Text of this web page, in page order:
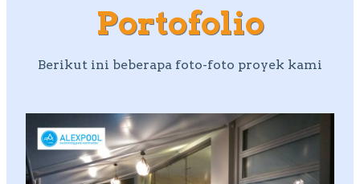
Portofolio
Berikut ini beberapa foto-foto proyek kami